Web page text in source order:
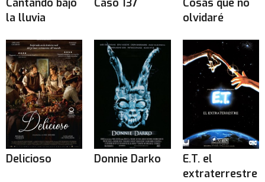
la lluvia
olvidaré
Delicioso Donnie Darko
E.T. el
extraterrestre